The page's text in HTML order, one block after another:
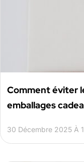
Comment éviter
emballages
30 Décembre 2025 À